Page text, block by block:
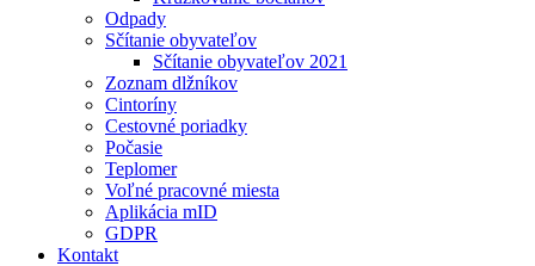
Odpady
Sčítanie obyvateľov
Sčítanie obyvateľov 2021
Zoznam dlžníkov
Cintoríny
Cestovné poriadky
Počasie
Teplomer
Voľné pracovné miesta
Aplikácia mID
GDPR
Kontakt